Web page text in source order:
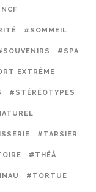
#SOMMEIL
#SPA
EXTRÊME
#STÉRÉOTYPES
#TARSIER
#THÉÂ
#TORTUE